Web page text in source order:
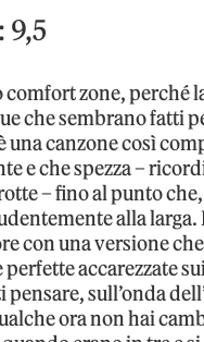
9,5
zone, perché
che sembrano fatti
una canzone così
e che spezza –
– fino al punto
alla
con una versione
accarezzate
sull’onda
ora non hai